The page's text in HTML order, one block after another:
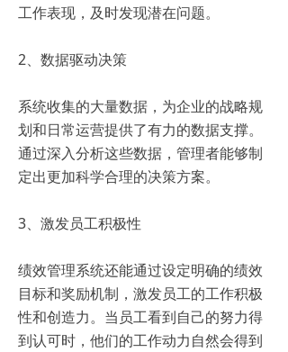
工作表现，及时发现潜在问题。
2、数据驱动决策
系统收集的大量数据，为企业的战略规
划和日常运营提供了有力的数据支撑。
通过深入分析这些数据，管理者能够制
定出更加科学合理的决策方案。
3、激发员工积极性
绩效管理系统还能通过设定明确的绩效
目标和奖励机制，激发员工的工作积极
性和创造力。当员工看到自己的努力得
到认可时，他们的工作动力自然会得到